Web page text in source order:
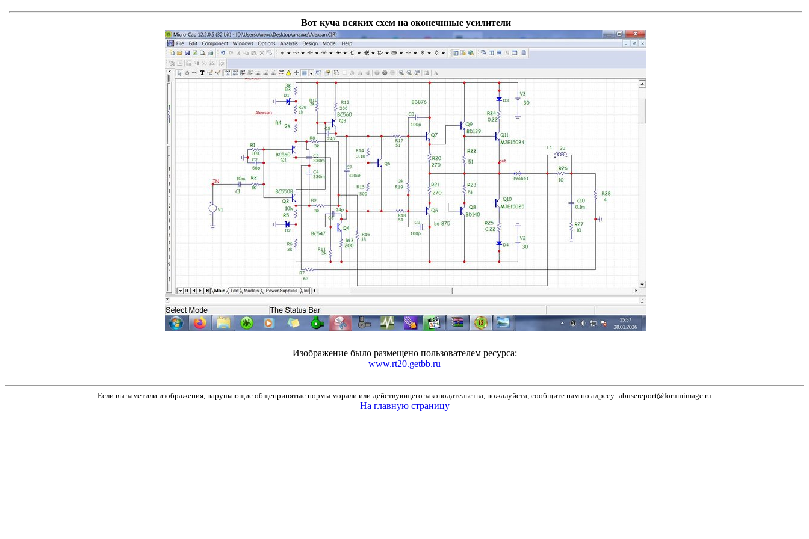
Вот куча всяких схем на оконечнные усилители
Изображение было размещено пользователем ресурса:
www.rt20.getbb.ru
Если вы заметили изображения, нарушающие общепринятые нормы морали или действующего законодательства, пожалуйста, сообщите нам по адресу: abusereport@forumimage.ru
На главную страницу